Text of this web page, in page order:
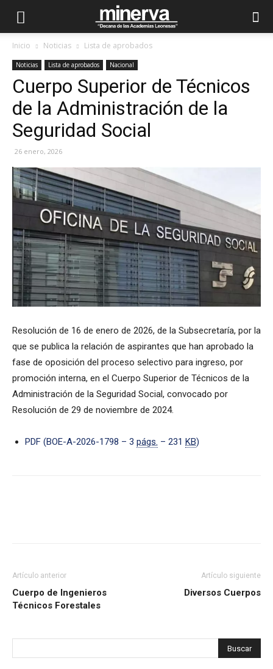
Inicio Noticias Lista de aprobados
Noticias Lista de aprobados Nacional
Cuerpo Superior de Técnicos
de la Administración de la
Seguridad Social
26 enero, 2026
Resolución de 16 de enero de 2026, de la Subsecretaría, por la
que se publica la relación de aspirantes que han aprobado la
fase de oposición del proceso selectivo para ingreso, por
promoción interna, en el Cuerpo Superior de Técnicos de la
Administración de la Seguridad Social, convocado por
Resolución de 29 de noviembre de 2024.
PDF (BOE-A-2026-1798 – 3 págs. – 231 KB)
Artículo anterior
Cuerpo de Ingenieros
Técnicos Forestales
Artículo siguiente
Diversos Cuerpos